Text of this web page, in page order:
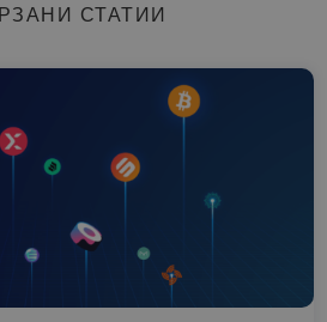
СТАТИИ